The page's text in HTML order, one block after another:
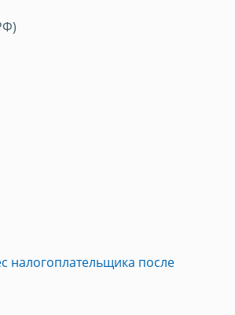
налогоплательщика после